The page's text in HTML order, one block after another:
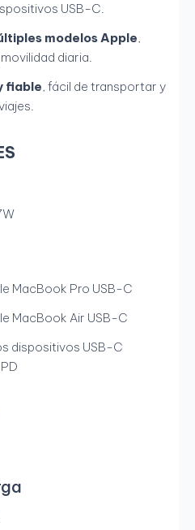
USB-C.
modelos Apple,
diaria.
fiable, fácil de transportar y
MacBook Pro USB-C
MacBook Air USB-C
dispositivos USB-C